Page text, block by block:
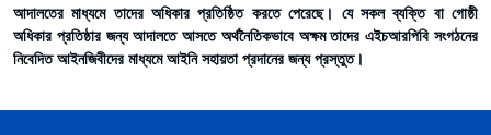
আদালতের মাধ্যমে তাদের অধিকার প্রতিষ্ঠিত করতে পেরেছে। যে সকল ব্যক্তি বা গোষ্ঠী
অধিকার প্রতিষ্ঠার জন্য আদালতে আসতে অর্থনৈতিকভাবে অক্ষম তাদের এইচআরপিবি সংগঠনের
নিবেদিত আইনজিবীদের মাধ্যমে আইনি সহায়তা প্রদানের জন্য প্রস্তুত।